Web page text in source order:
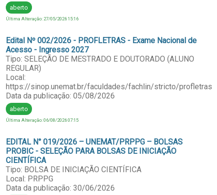
aberto
Última Alteração: 27/05/2026 15:16
Edital Nº 002/2026 - PROFLETRAS - Exame Nacional de
Acesso - Ingresso 2027
Tipo: SELEÇÃO DE MESTRADO E DOUTORADO (ALUNO
REGULAR)
Local:
https://sinop.unemat.br/faculdades/fachlin/stricto/profletras
Data da publicação: 05/08/2026
aberto
Última Alteração: 06/08/2026 07:15
EDITAL N° 019/2026 – UNEMAT/PRPPG – BOLSAS
PROBIC - SELEÇÃO PARA BOLSAS DE INICIAÇÃO
CIENTÍFICA
Tipo: BOLSA DE INICIAÇÃO CIENTÍFICA
Local: PRPPG
Data da publicação: 30/06/2026